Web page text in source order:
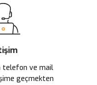
telefon ve mail
geçmekten